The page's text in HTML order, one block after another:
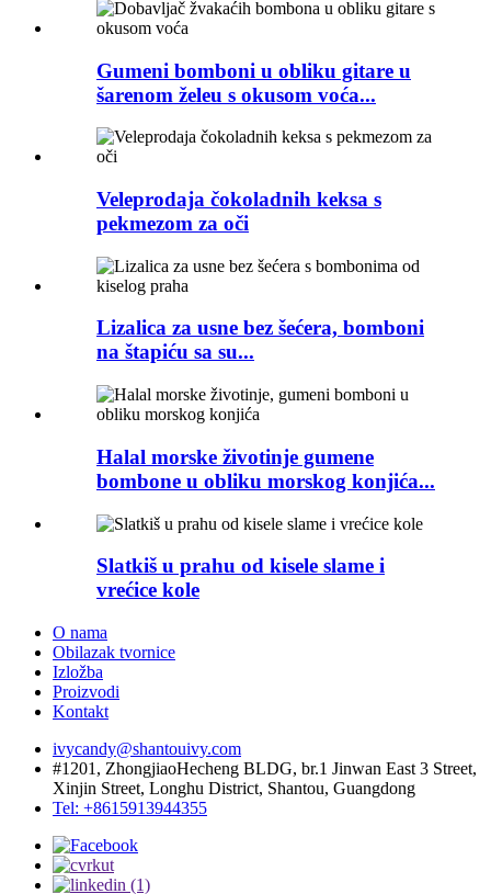
Gumeni bomboni u obliku gitare u
šarenom želeu s okusom voća...
Veleprodaja čokoladnih keksa s
pekmezom za oči
Lizalica za usne bez šećera, bomboni
na štapiću sa su...
Halal morske životinje gumene
bombone u obliku morskog konjića...
Slatkiš u prahu od kisele slame i
vrećice kole
O nama
Obilazak tvornice
Izložba
Proizvodi
Kontakt
ivycandy@shantouivy.com
#1201, ZhongjiaoHecheng BLDG, br.1 Jinwan East 3 Street,
Xinjin Street, Longhu District, Shantou, Guangdong
Tel: +8615913944355